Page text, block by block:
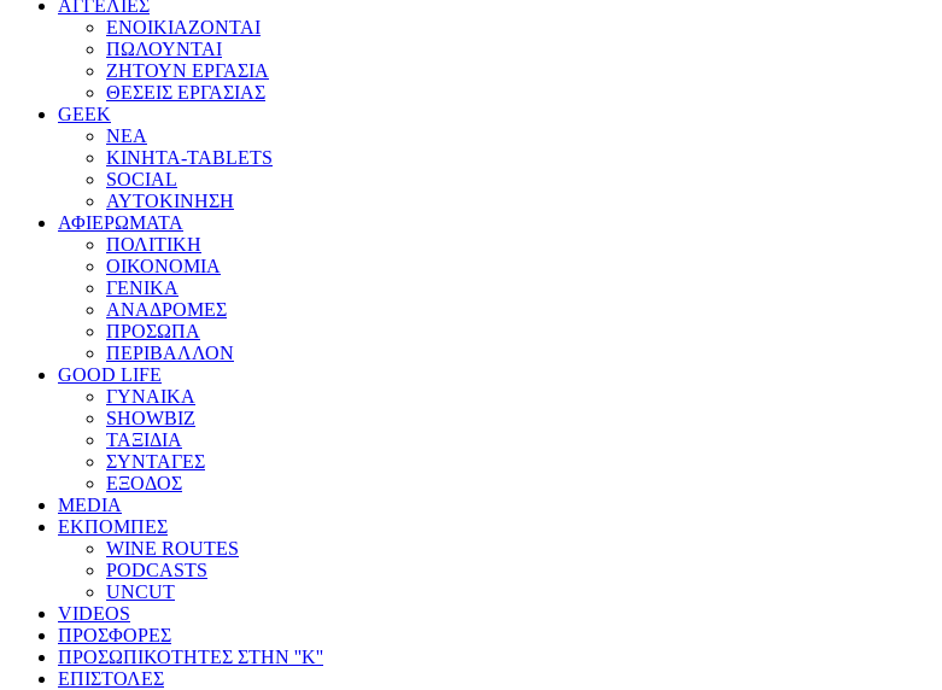
ΑΓΓΕΛΙΕΣ
ΕΝΟΙΚΙΑΖΟΝΤΑΙ
ΠΩΛΟΥΝΤΑΙ
ΖΗΤΟΥΝ ΕΡΓΑΣΙΑ
ΘΕΣΕΙΣ ΕΡΓΑΣΙΑΣ
GEEK
ΝΕΑ
ΚΙΝΗΤΑ-TABLETS
SOCIAL
ΑΥΤΟΚΙΝΗΣΗ
ΑΦΙΕΡΩΜΑΤΑ
ΠΟΛΙΤΙΚΗ
ΟΙΚΟΝΟΜΙΑ
ΓΕΝΙΚΑ
ΑΝΑΔΡΟΜΕΣ
ΠΡΟΣΩΠΑ
ΠΕΡΙΒΑΛΛΟΝ
GOOD LIFE
ΓΥΝΑΙΚΑ
SHOWBIZ
ΤΑΞΙΔΙΑ
ΣΥΝΤΑΓΕΣ
ΕΞΟΔΟΣ
MEDIA
ΕΚΠΟΜΠΕΣ
WINE ROUTES
PODCASTS
UNCUT
VIDEOS
ΠΡΟΣΦΟΡΕΣ
ΠΡΟΣΩΠΙΚΟΤΗΤΕΣ ΣΤΗΝ ''Κ''
ΕΠΙΣΤΟΛΕΣ